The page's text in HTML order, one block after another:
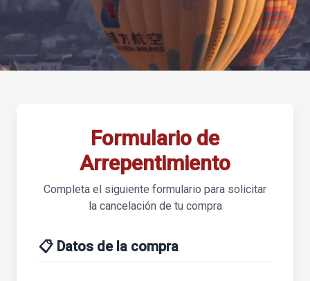
Formulario de
Arrepentimiento
Completa el siguiente formulario para solicitar
la cancelación de tu compra
📋 Datos de la compra